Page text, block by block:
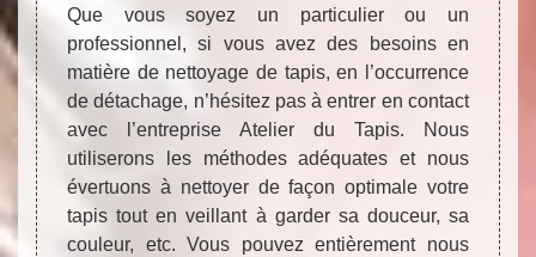
Que vous soyez un particulier ou un
professionnel, si vous avez des besoins en
matière de nettoyage de tapis, en l’occurrence
de détachage, n’hésitez pas à entrer en contact
avec l’entreprise Atelier du Tapis. Nous
utiliserons les méthodes adéquates et nous
évertuons à nettoyer de façon optimale votre
tapis tout en veillant à garder sa douceur, sa
couleur, etc. Vous pouvez entièrement nous